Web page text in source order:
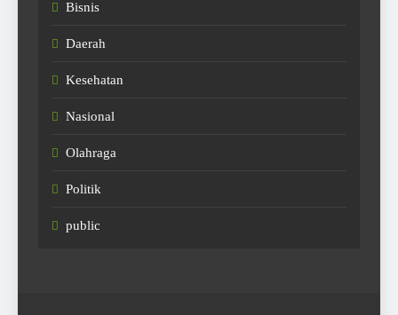
Bisnis
Daerah
Kesehatan
Nasional
Olahraga
Politik
public